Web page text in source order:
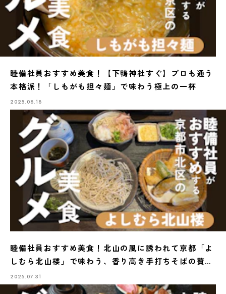
睦備社員おすすめ美食！【下鴨神社すぐ】プロも通う
本格派！「しもがも担々麺」で味わう極上の一杯
2025.08.18
睦備社員おすすめ美食！北山の風に誘われて京都「よ
しむら北山楼」で味わう、香り高き手打ちそばの贅沢
時間
2025.07.31